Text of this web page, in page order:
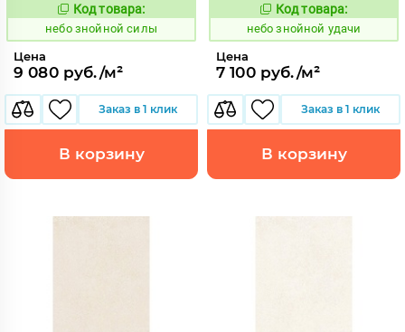
1113463
Код товара:
небо знойной силы
Цена
9 080 руб./м²
Заказ в 1 клик
В корзину
1113485
Код товара:
небо знойной удачи
Цена
7 100 руб./м²
Заказ в 1 клик
В корзину